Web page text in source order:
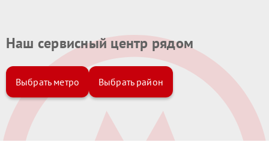
Наш сервисный центр рядом
Выбрать метро Выбрать район